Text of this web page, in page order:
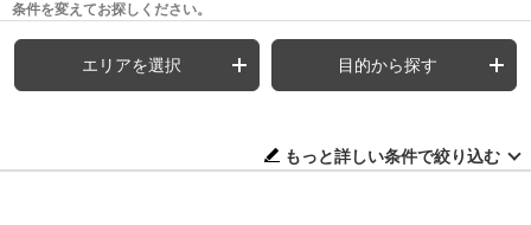
条件を変えてお探しください。
エリアを選択 目的から探す
もっと詳しい条件で絞り込む